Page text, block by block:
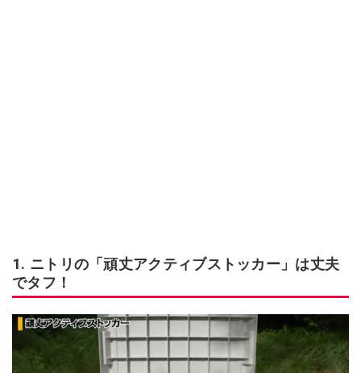
1. ニトリの「頑丈アクティブストッカー」は丈夫
でタフ！